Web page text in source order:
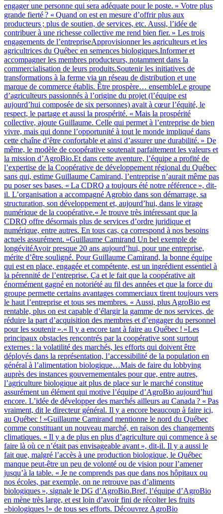
engager une personne qui sera adéquate pour le poste. » Votre plus
grande fierté ? « Quand on est en mesure d’offrir plus aux
producteurs ; plus de soutien, de services, etc. Aussi, l’idée de
contribuer à une richesse collective me rend bien fier. » Les trois
engagements de l’entrepriseApprovisionner les agriculteurs et les
agricultrices du Québec en semences biologiques.Informer et
accompagner les membres producteurs, notamment dans la
commercialisation de leurs produits.Soutenir les initiatives de
transformations à la ferme via un réseau de distribution et une
marque de commerce établis. Être prospère… ensembleLe groupe
d’agriculteurs passionnés à l’origine du projet (l’équipe est
aujourd’hui composée de six personnes) avait à cœur l’équité, le
respect, le partage et aussi la prospérité. « Mais la prospérité
collective, ajoute Guillaume. Celle qui permet à l’entreprise de bien
vivre, mais qui donne l’opportunité à tout le monde impliqué dans
cette chaîne d’être confortable et ainsi d’assurer une durabilité. » De
même, le modèle de coopérative soutenait parfaitement les valeurs et
la mission d’AgroBio.Et dans cette aventure, l’équipe a profité de
l’expertise de la Coopérative de développement régional du Québec
sans qui, estime Guillaume Camirand, l’entreprise n’aurait même pas
pu poser ses bases. « La CDRQ a toujours été notre référence », dit-
il. L’organisation a accompagné Agrobio dans son démarrage, sa
structuration, son développement et, aujourd’hui, dans le virage
numérique de la coopérative.« Je trouve très intéressant que la
CDRQ offre désormais plus de services d’ordre juridique et
numérique, entre autres. En tous cas, ça correspond à nos besoins
actuels assurément. »Guillaume Camirand Un bel exemple de
longévitéAvoir presque 20 ans aujourd’hui, pour une entreprise,
mérite d’être souligné. Pour Guillaume Camirand, la bonne équipe
qui est en place, engagée et compétente, est un ingrédient essentiel à
la pérennité de l’entreprise. Ça et le fait que la coopérative ait
énormément gagné en notoriété au fil des années et que la force du
groupe permette certains avantages commerciaux tirent toujours vers
le haut l’entreprise et tous ses membres. « Aussi, plus AgroBio est
rentable, plus on est capable d’élargir la gamme de nos services, de
réduire la part d’acquisition des membres et d’engager du personnel
pour les soutenir ».« Il y a encore tant à faire au Québec ! »Les
principaux obstacles rencontrés par la coopérative sont surtout
externes : la volatilité des marchés, les efforts qui doivent être
déployés dans la représentation, l’accessibilité de la population en
général à l’alimentation biologique…Mais de faire du lobbying
auprès des instances gouvernementales pour que, entre autres,
l’agriculture biologique ait plus de place sur le marché constitue
assurément un élément qui motive l’équipe d’AgroBio aujourd’hui
encore. L’idée de développer des marchés ailleurs au Canada ? « Pas
vraiment, dit le directeur général. Il y a encore beaucoup à faire ici,
au Québec ! »Guillaume Camirand mentionne le nord du Québec
comme constituant un nouveau marché, en raison des changements
climatiques. « Il y a de plus en plus d’agriculture qui commence à se
faire là où ce n’était pas envisageable avant », dit-il. Il y a aussi le
fait que, malgré l’accès à une production biologique, le Québec
manque peut-être un peu de volonté ou de vision pour l’amener
jusqu’à la table. « Je ne comprends pas que dans nos hôpitaux ou
nos écoles, par exemple, on ne retrouve pas d’aliments
biologiques », signale le DG d’AgroBio.Bref, l’équipe d’AgroBio
en mène très large, et est loin d’avoir fini de récolter les fruits
«biologiques !» de tous ses efforts. Découvrez AgroBio